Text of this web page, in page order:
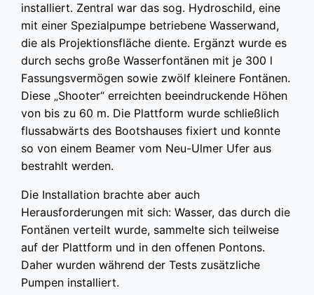
installiert. Zentral war das sog. Hydroschild, eine
mit einer Spezialpumpe betriebene Wasserwand,
die als Projektionsfläche diente. Ergänzt wurde es
durch sechs große Wasserfontänen mit je 300 l
Fassungsvermögen sowie zwölf kleinere Fontänen.
Diese „Shooter“ erreichten beeindruckende Höhen
von bis zu 60 m. Die Plattform wurde schließlich
flussabwärts des Bootshauses fixiert und konnte
so von einem Beamer vom Neu-Ulmer Ufer aus
bestrahlt werden.
Die Installation brachte aber auch
Herausforderungen mit sich: Wasser, das durch die
Fontänen verteilt wurde, sammelte sich teilweise
auf der Plattform und in den offenen Pontons.
Daher wurden während der Tests zusätzliche
Pumpen installiert.